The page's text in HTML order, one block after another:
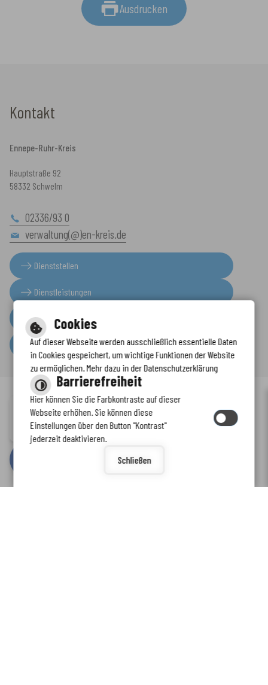
Ausdrucken
Kontakt
Ennepe-Ruhr-Kreis
Hauptstraße 92
58332 Schwelm
02336/93 0
verwaltung(@)en-kreis.de
Dienststellen
Dienstleistungen
Presseinformationen
Serviceportal
Inhalt-Impressum-Datenschutzerklärung Kontaktformular -
Barrierefreiheit
bycm citymedia GmbH
Immer auf dem neuesten Stand
www.enkreis.de möchte Ihnen Benachrichtigungen senden
Cookies
Auf dieser Webseite werden ausschließlich essentielle Daten
in Cookies gespeichert, um wichtige Funktionen der Website
zu ermöglichen. Mehr dazu in der Datenschutzerklärung
Barrierefreiheit
Hier können Sie die Farbkontraste auf dieser
Webseite erhöhen. Sie können diese
Einstellungen über den Button "Kontrast"
jederzeit deaktivieren.
Schließen